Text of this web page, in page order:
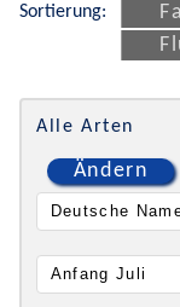
Sortierung:
Alle Arten
Ändern